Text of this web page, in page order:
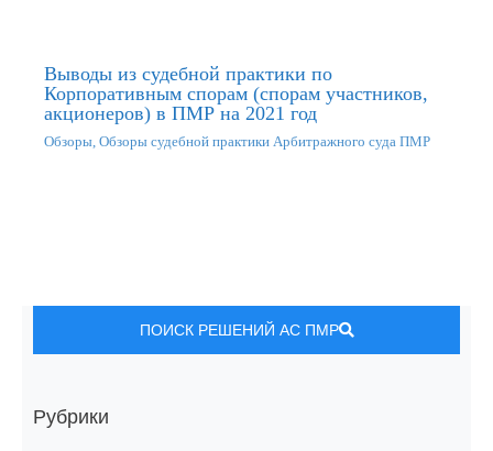
Выводы из судебной практики по
Корпоративным спорам (спорам участников,
акционеров) в ПМР на 2021 год
Обзоры Обзоры судебной практики Арбитражного суда ПМР
ПОИСК РЕШЕНИЙ АС ПМР
Рубрики